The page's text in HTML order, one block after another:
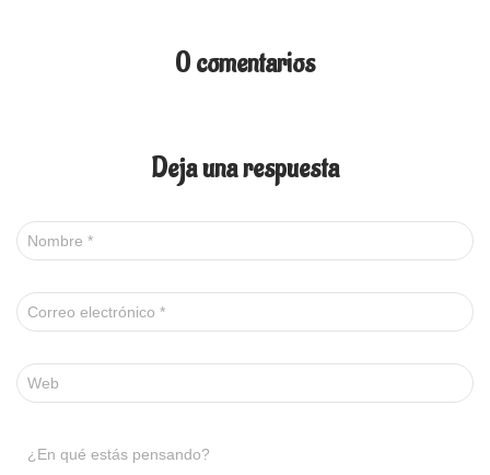
0 comentarios
Deja una respuesta
Nombre *
Correo electrónico *
Web
¿En qué estás pensando?